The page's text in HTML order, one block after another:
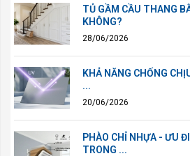
TỦ GẦM CẦU THANG
KHÔNG?
28/06/2026
KHẢ NĂNG CHỐNG
...
20/06/2026
PHÀO CHỈ NHỰA - ƯU
TRONG ...